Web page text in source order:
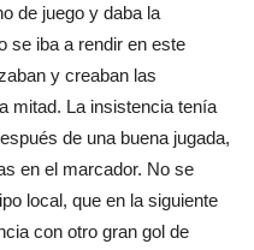
de juego y daba la
se iba a rendir en este
y creaban las
mitad. La insistencia tenía
de una buena jugada,
en el marcador. No se
local, que en la siguiente
con otro gran gol de